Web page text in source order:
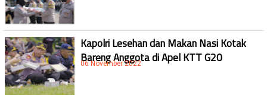
Kapolri Lesehan dan Makan Nasi Kotak
Bareng Anggota di Apel KTT G20
06 November 2022